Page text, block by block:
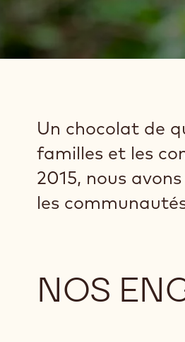
Un chocolat de
familles et les
2015, nous
les
NOS